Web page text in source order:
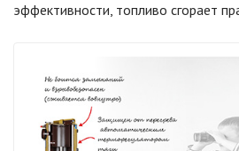
эффективности, топливо сгорает